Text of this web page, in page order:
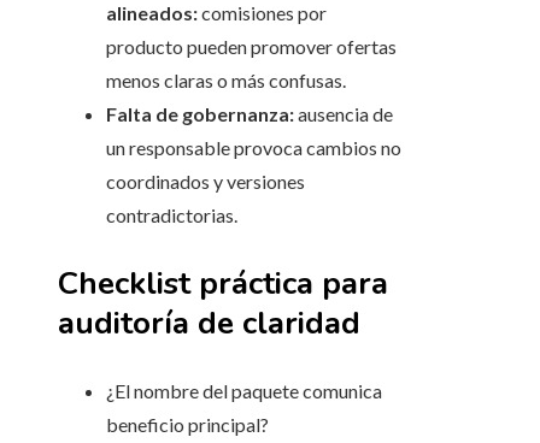
alineados:comisiones por
producto pueden promover ofertas
menos claras o más confusas.
Falta de gobernanza:ausencia de
un responsable provoca cambios no
coordinados y versiones
contradictorias.
Checklist práctica para
auditoría de claridad
¿El nombre del paquete comunica
beneficio principal?